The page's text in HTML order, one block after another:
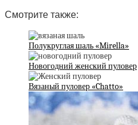
Смотрите также:
Полукруглая шаль «Mirella»
Новогодний женский пуловер
Вязаный пуловер «Chatto»